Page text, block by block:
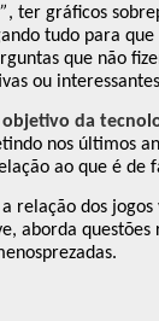
, ter gráficos
tudo para
que não
ou
da
nos últimos
ao que é de
relação dos
aborda